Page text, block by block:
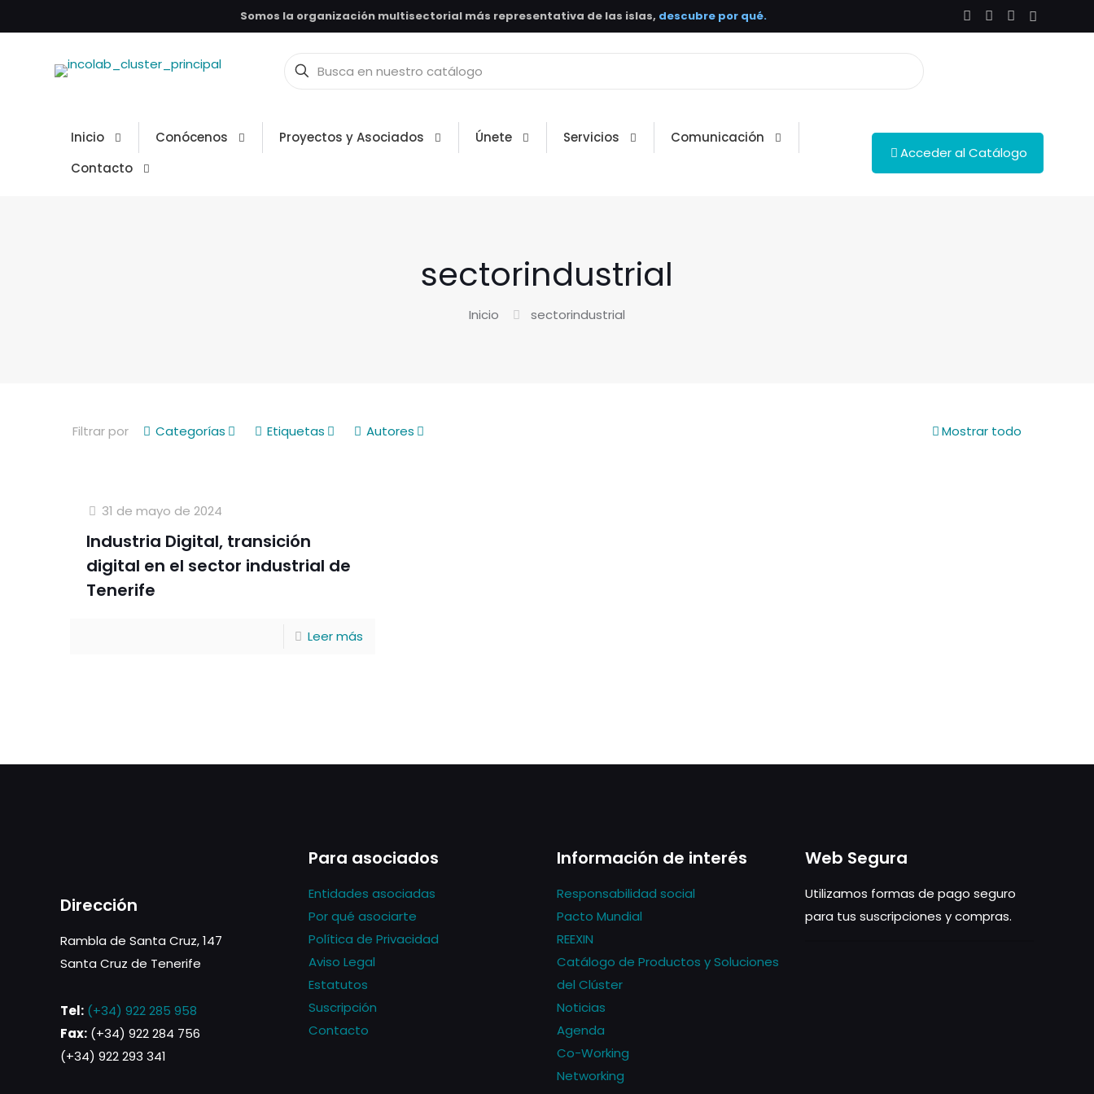
Somos la organización multisectorial más representativa de las islas, descubre por qué.
Inicio Conócenos Proyectos y Asociados Únete Servicios
Comunicación
Contacto
Acceder al Catálogo
sectorindustrial
Inicio sectorindustrial
Filtrar por Categorías Etiquetas Autores Mostrar todo
31 de mayo de 2024
Industria Digital, transición
digital en el sector industrial de
Tenerife
Leer más
Dirección
Rambla de Santa Cruz, 147
Santa Cruz de Tenerife
Tel: (+34) 922 285 958
Fax: (+34) 922 284 756
(+34) 922 293 341
Para asociados
Entidades asociadas
Por qué asociarte
Política de Privacidad
Aviso Legal
Estatutos
Suscripción
Contacto
Información de interés
Responsabilidad social
Pacto Mundial
REEXIN
Catálogo de Productos y Soluciones
del Clúster
Noticias
Agenda
Co-Working
Networking
Web Segura
Utilizamos formas de pago seguro
para tus suscripciones y compras.